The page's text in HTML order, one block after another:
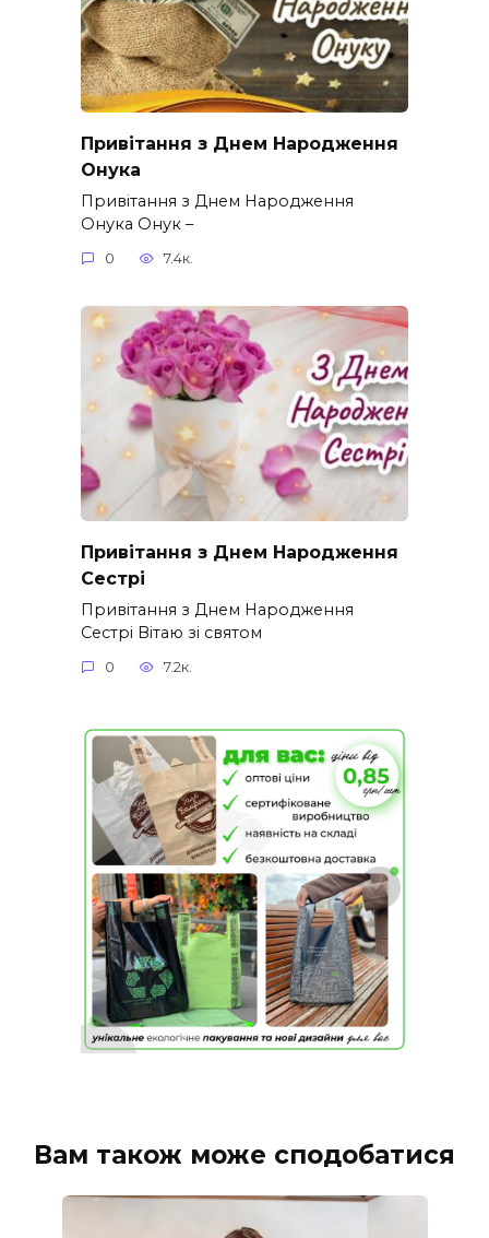
Привітання з Днем Народження
Онука
Привітання з Днем Народження
Онука Онук –
0 7.4к.
Привітання з Днем Народження
Сестрі
Привітання з Днем Народження
Сестрі Вітаю зі святом
0 7.2к.
Вам також може сподобатися